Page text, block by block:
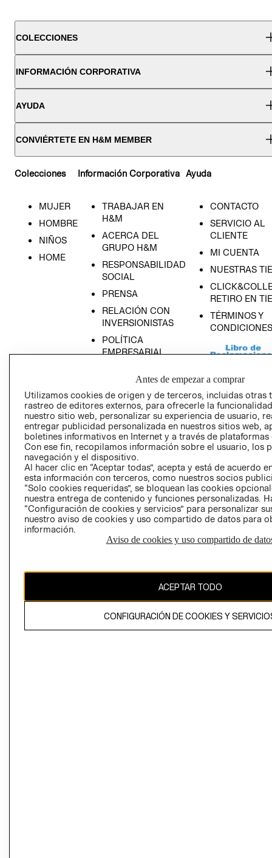
COLECCIONES
INFORMACIÓN CORPORATIVA
AYUDA
CONVIÉRTETE EN H&M MEMBER
Colecciones
MUJER
HOMBRE
NIÑOS
HOME
Información Corporativa
TRABAJAR EN
H&M
ACERCA DEL
GRUPO H&M
RESPONSABILIDAD
SOCIAL
PRENSA
RELACIÓN CON
INVERSIONISTAS
POLÍTICA
EMPRESARIAL
Ayuda
CONTACTO
SERVICIO AL
CLIENTE
MI CUENTA
NUESTRAS
RETIRO EN
TÉRMINOS Y
CONDICIONES
AVISO DE
PRIVACIDAD
GIFT CARD
El contenido de esta página web está protegido por copyright y es
Antes de empezar a comprar
Utilizamos cookies de origen y de terceros, incluidas otras
rastreo de editores externos, para ofrecerle la
nuestro sitio web, personalizar su experiencia de usuario,
entregar publicidad personalizada en nuestros sitios web,
boletines informativos en Internet y a través de plataformas
Con ese fin, recopilamos información sobre el usuario, los
navegación y el dispositivo.
Al hacer clic en “Aceptar todas”, acepta y está de acuerdo
esta información con terceros, como nuestros socios
“Solo cookies requeridas”, se bloquean las cookies
nuestra entrega de contenido y funciones personalizadas.
“Configuración de cookies y servicios” para personalizar
nuestro aviso de cookies y uso compartido de datos para
información.
Aviso de cookies y uso compartido de
ACEPTAR TODO
CONFIGURACIÓN DE COOKIES Y